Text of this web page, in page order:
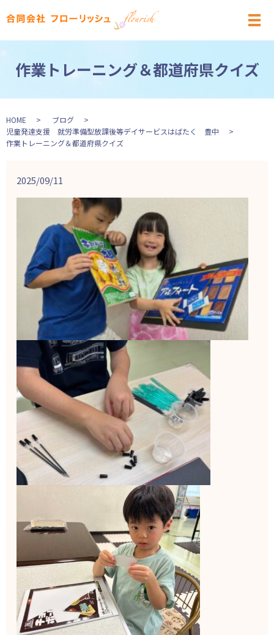
メ
作業トレーニング＆都道府県クイズ
HOME
ブログ
児童発達支援 就労準備型放課後等デイサービスはばたく 豊中
作業トレーニング＆都道府県クイズ
2025/09/11